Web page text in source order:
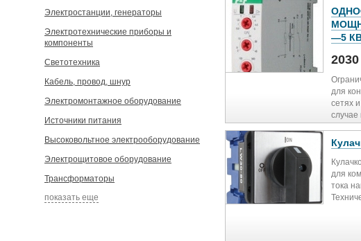
Электростанции, генераторы
Электротехнические приборы и
компоненты
Светотехника
Кабель, провод, шнур
Электромонтажное оборудование
Источники питания
Высоковольтное электрооборудование
Электрощитовое оборудование
Трансформаторы
показать еще
3)
4)
5)
6)
7)
8)
9)
10)
11)
РВПГ-2
13)
ПРВП-
14)
15)
—5
2030
для
сетях
т.п
для
тока